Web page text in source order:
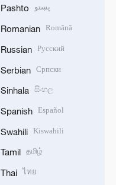
Pashto پښتو
Romanian Română
Russian Русский
Serbian Српски
Sinhala සිංහල
Spanish Español
Swahili Kiswahili
Tamil தமிழ்
Thai ไทย